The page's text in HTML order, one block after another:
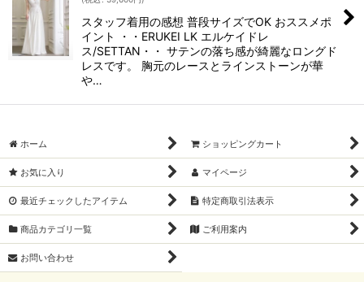
スタッフ着用の感想 普段サイズでOK おススメポ
イント ・・ERUKEI LK エルケイドレ
ス/SETTAN・・ サテンの落ち感が綺麗なロングド
レスです。 胸元のレースとラインストーンが華
や…
ホーム ショッピングカート
お気に入り マイページ
最近チェックしたアイテム 特定商取引法表示
商品カテゴリ一覧 ご利用案内
お問い合わせ